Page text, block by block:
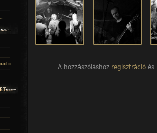
A hozzászóláshoz regisztrációés
»